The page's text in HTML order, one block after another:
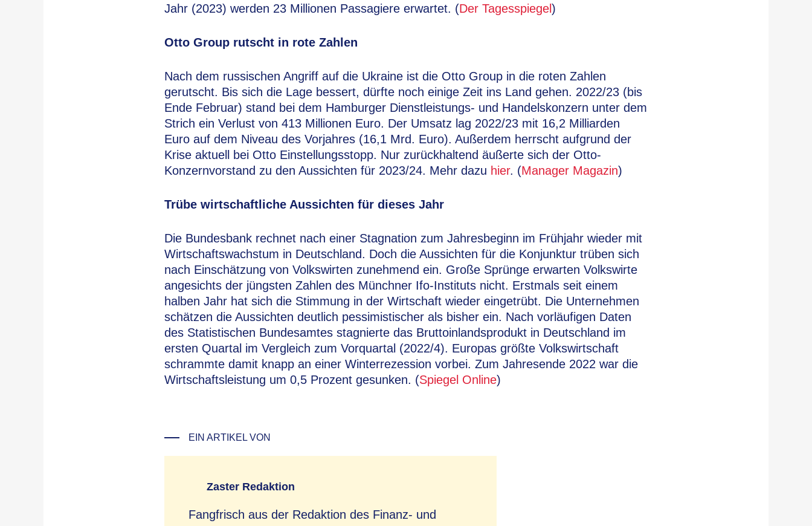
Jahr (2023) werden 23 Millionen Passagiere erwartet. (Der Tagesspiegel)
Otto Group rutscht in rote Zahlen
Nach dem russischen Angriff auf die Ukraine ist die Otto Group in die roten Zahlen
gerutscht. Bis sich die Lage bessert, dürfte noch einige Zeit ins Land gehen. 2022/23 (bis
Ende Februar) stand bei dem Hamburger Dienstleistungs- und Handelskonzern unter dem
Strich ein Verlust von 413 Millionen Euro. Der Umsatz lag 2022/23 mit 16,2 Milliarden
Euro auf dem Niveau des Vorjahres (16,1 Mrd. Euro). Außerdem herrscht aufgrund der
Krise aktuell bei Otto Einstellungsstopp. Nur zurückhaltend äußerte sich der Otto-
Konzernvorstand zu den Aussichten für 2023/24. Mehr dazu hier. (Manager Magazin)
Trübe wirtschaftliche Aussichten für dieses Jahr
Die Bundesbank rechnet nach einer Stagnation zum Jahresbeginn im Frühjahr wieder mit
Wirtschaftswachstum in Deutschland. Doch die Aussichten für die Konjunktur trüben sich
nach Einschätzung von Volkswirten zunehmend ein. Große Sprünge erwarten Volkswirte
angesichts der jüngsten Zahlen des Münchner Ifo-Instituts nicht. Erstmals seit einem
halben Jahr hat sich die Stimmung in der Wirtschaft wieder eingetrübt. Die Unternehmen
schätzen die Aussichten deutlich pessimistischer als bisher ein. Nach vorläufigen Daten
des Statistischen Bundesamtes stagnierte das Bruttoinlandsprodukt in Deutschland im
ersten Quartal im Vergleich zum Vorquartal (2022/4). Europas größte Volkswirtschaft
schrammte damit knapp an einer Winterrezession vorbei. Zum Jahresende 2022 war die
Wirtschaftsleistung um 0,5 Prozent gesunken. (Spiegel Online)
EIN ARTIKEL VON
Zaster Redaktion
Fangfrisch aus der Redaktion des Finanz- und